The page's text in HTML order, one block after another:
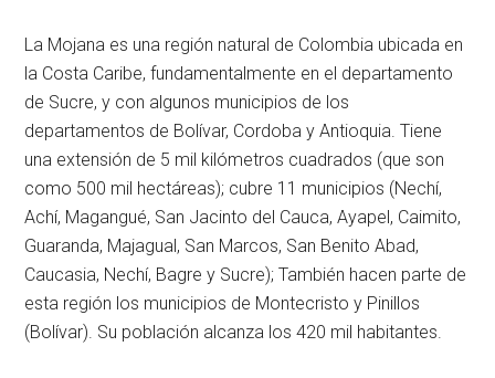
La Mojana es una región natural de Colombia ubicada en
la Costa Caribe, fundamentalmente en el departamento
de Sucre, y con algunos municipios de los
departamentos de Bolívar, Cordoba y Antioquia. Tiene
una extensión de 5 mil kilómetros cuadrados (que son
como 500 mil hectáreas); cubre 11 municipios (Nechí,
Achí, Magangué, San Jacinto del Cauca, Ayapel, Caimito,
Guaranda, Majagual, San Marcos, San Benito Abad,
Caucasia, Nechí, Bagre y Sucre); También hacen parte de
esta región los municipios de Montecristo y Pinillos
(Bolívar). Su población alcanza los 420 mil habitantes.